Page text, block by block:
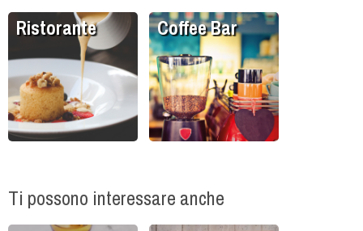
Ristorante Coffee Bar
Ti possono interessare anche